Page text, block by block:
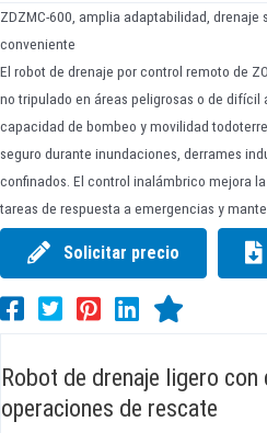
ZDZMC-600, amplia adaptabilidad,
conveniente
El robot de drenaje por control remoto de
no tripulado en áreas peligrosas o de
capacidad de bombeo y movilidad
seguro durante inundaciones, derrames
confinados. El control inalámbrico mejora
tareas de respuesta a emergencias y
Solicitar precio
Robot de drenaje ligero
operaciones de rescate